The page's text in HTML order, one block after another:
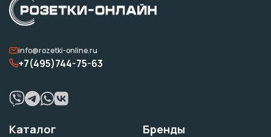
info@rozetki-online.ru
+7(495)744-75-63
Каталог Бренды